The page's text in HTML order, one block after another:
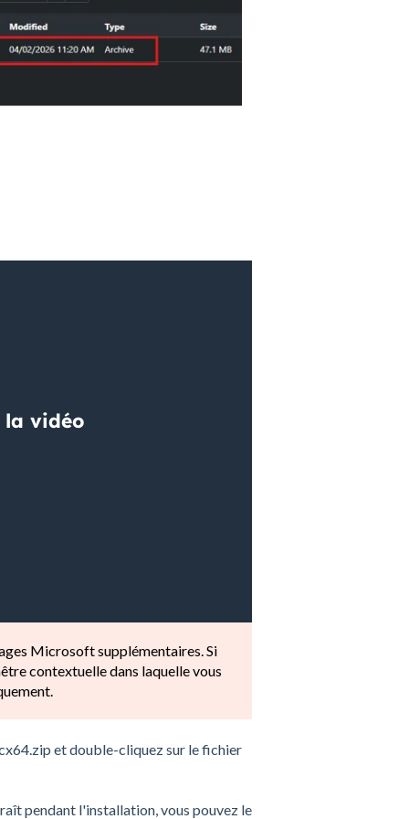
Microsoft supplémentaires. Si
contextuelle dans laquelle vous
et double-cliquez sur le fichier
pendant l'installation, vous pouvez le